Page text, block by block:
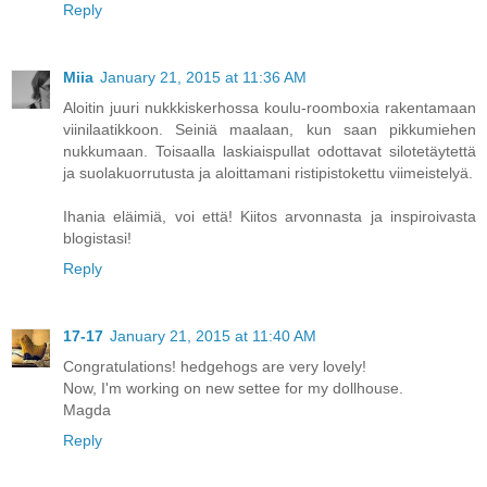
Reply
Miia January 21, 2015 at 11:36 AM
Aloitin juuri nukkkiskerhossa koulu-roomboxia rakentamaan
viinilaatikkoon. Seiniä maalaan, kun saan pikkumiehen
nukkumaan. Toisaalla laskiaispullat odottavat silotetäytettä
ja suolakuorrutusta ja aloittamani ristipistokettu viimeistelyä.
Ihania eläimiä, voi että! Kiitos arvonnasta ja inspiroivasta
blogistasi!
Reply
17-17 January 21, 2015 at 11:40 AM
Congratulations! hedgehogs are very lovely!
Now, I'm working on new settee for my dollhouse.
Magda
Reply